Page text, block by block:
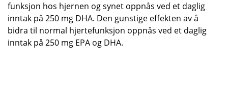
funksjon hos hjernen og synet oppnås ved et daglig
inntak på 250 mg DHA. Den gunstige effekten av å
bidra til normal hjertefunksjon oppnås ved et daglig
inntak på 250 mg EPA og DHA.